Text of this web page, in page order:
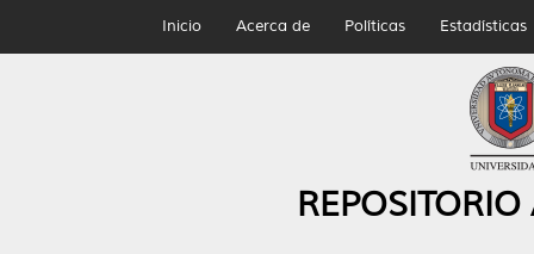
Inicio Acerca de Políticas Estadísticas